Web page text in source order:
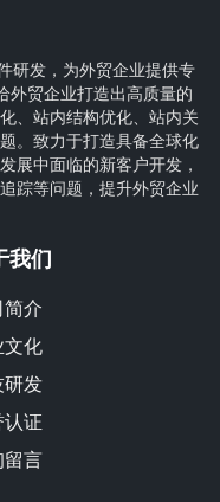
研发，为外贸企业提供专
外贸企业打造出高质量的
、站内结构优化、站内关
。致力于打造具备全球化
展中面临的新客户开发，
踪等问题，提升外贸企业
我们
介
文化
研发
证
留言